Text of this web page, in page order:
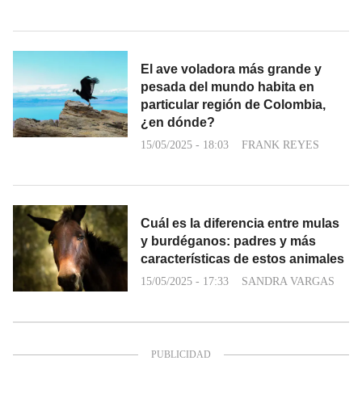
El ave voladora más grande y
pesada del mundo habita en
particular región de Colombia,
¿en dónde?
15/05/2025 - 18:03 FRANK REYES
Cuál es la diferencia entre mulas
y burdéganos: padres y más
características de estos animales
15/05/2025 - 17:33 SANDRA VARGAS